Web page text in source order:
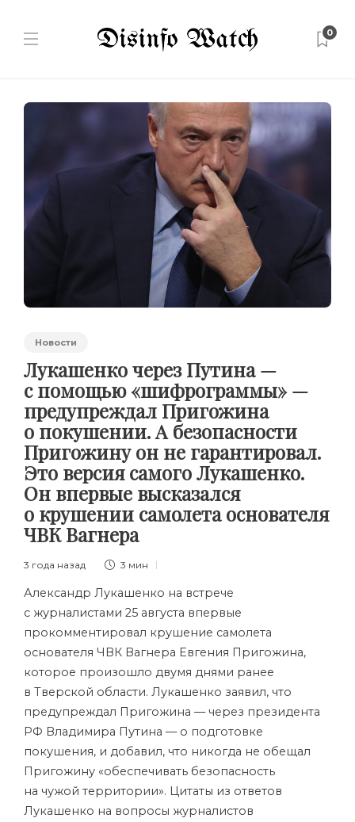
0
Новости
Лукашенко через Путина —
с помощью «шифрограммы» —
предупреждал Пригожина
о покушении. А безопасности
Пригожину он не гарантировал.
Это версия самого Лукашенко.
Он впервые высказался
о крушении самолета основателя
ЧВК Вагнера
3 года назад 3 мин
Александр Лукашенко на встрече
с журналистами 25 августа впервые
прокомментировал крушение самолета
основателя ЧВК Вагнера Евгения Пригожина,
которое произошло двумя днями ранее
в Тверской области. Лукашенко заявил, что
предупреждал Пригожина — через президента
РФ Владимира Путина — о подготовке
покушения, и добавил, что никогда не обещал
Пригожину «обеспечивать безопасность
на чужой территории». Цитаты из ответов
Лукашенко на вопросы журналистов